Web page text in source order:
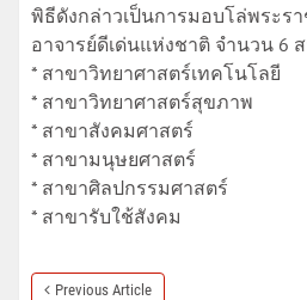
พิธีดังกล่าวเป็นการมอบโล่พระร
อาจารย์ดีเด่นแห่งชาติ จำนวน 6
* สาขาวิทยาศาสตร์เทคโนโลยี
* สาขาวิทยาศาสตร์สุขภาพ
* สาขาสังคมศาสตร์
* สาขามนุษยศาสตร์
* สาขาศิลปกรรมศาสตร์
* สาขารับใช้สังคม
Previous Article